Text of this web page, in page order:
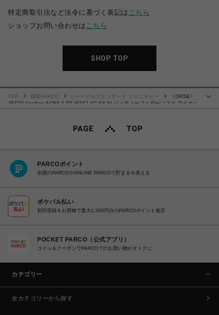
特定商取引法など法令に基づく表記は こちら
ショップお問い合わせは こちら
SHOP TOP
TOP 福岡PARCO ジャーナルスタンダード ファニチャー
《ORDER》
JETTY feather SOFA 2.5P W187 AC-08 IV ジェティーフェザーソファ アイボリ
ー 700
PARCOポイント
全国のPARCOやONLINE PARCOで貯まる＆使える
ポケパル払い
初回登録＆お買物で最大1,500円分のPARCOポイント進呈
POCKET PARCO（公式アプリ）
コイン＆クーポンでPARCOでのお買い物がオトクに
カテゴリー
全カテゴリーから探す